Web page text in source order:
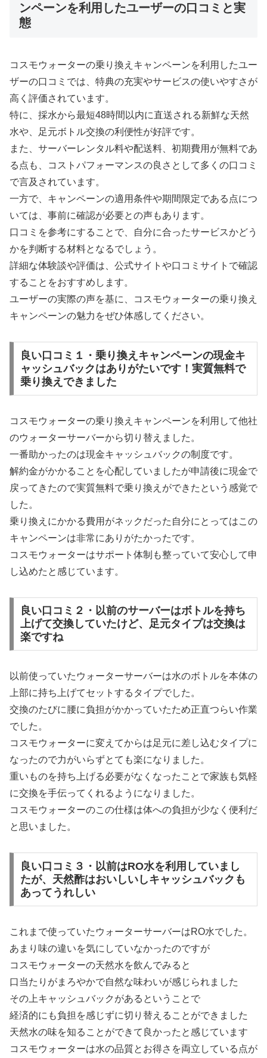
ンペーンを利用したユーザーの口コミと実
態
コスモウォーターの乗り換えキャンペーンを利用したユー
ザーの口コミでは、特典の充実やサービスの使いやすさが
高く評価されています。
特に、採水から最短48時間以内に直送される新鮮な天然
水や、足元ボトル交換の利便性が好評です。
また、サーバーレンタル料や配送料、初期費用が無料であ
る点も、コストパフォーマンスの良さとして多くの口コミ
で言及されています。
一方で、キャンペーンの適用条件や期間限定である点につ
いては、事前に確認が必要との声もあります。
口コミを参考にすることで、自分に合ったサービスかどう
かを判断する材料となるでしょう。
詳細な体験談や評価は、公式サイトや口コミサイトで確認
することをおすすめします。
ユーザーの実際の声を基に、コスモウォーターの乗り換え
キャンペーンの魅力をぜひ体感してください。
良い口コミ１・乗り換えキャンペーンの現金キ
ャッシュバックはありがたいです！実質無料で
乗り換えできました
コスモウォーターの乗り換えキャンペーンを利用して他社
のウォーターサーバーから切り替えました。
一番助かったのは現金キャッシュバックの制度です。
解約金がかかることを心配していましたが申請後に現金で
戻ってきたので実質無料で乗り換えができたという感覚で
した。
乗り換えにかかる費用がネックだった自分にとってはこの
キャンペーンは非常にありがたかったです。
コスモウォーターはサポート体制も整っていて安心して申
し込めたと感じています。
良い口コミ２・以前のサーバーはボトルを持ち
上げて交換していたけど、足元タイプは交換は
楽ですね
以前使っていたウォーターサーバーは水のボトルを本体の
上部に持ち上げてセットするタイプでした。
交換のたびに腰に負担がかかっていたため正直つらい作業
でした。
コスモウォーターに変えてからは足元に差し込むタイプに
なったので力がいらずとても楽になりました。
重いものを持ち上げる必要がなくなったことで家族も気軽
に交換を手伝ってくれるようになりました。
コスモウォーターのこの仕様は体への負担が少なく便利だ
と思いました。
良い口コミ３・以前はRO水を利用していまし
たが、天然酢はおいしいしキャッシュバックも
あってうれしい
これまで使っていたウォーターサーバーはRO水でした。
あまり味の違いを気にしていなかったのですが
コスモウォーターの天然水を飲んでみると
口当たりがまろやかで自然な味わいが感じられました
その上キャッシュバックがあるということで
経済的にも負担を感じずに切り替えることができました
天然水の味を知ることができて良かったと感じています
コスモウォーターは水の品質とお得さを両立している点が